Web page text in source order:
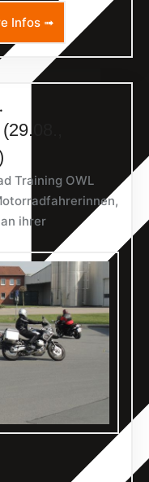
Infos ➟
Training OWL
ihrer